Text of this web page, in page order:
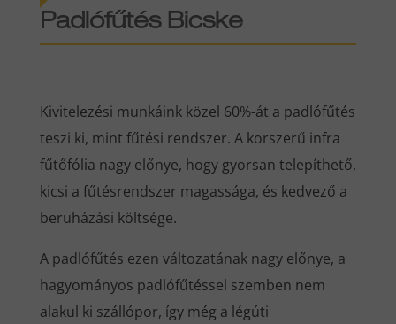
Padlófűtés Bicske
Kivitelezési munkáink közel 60%-át a padlófűtés
teszi ki, mint fűtési rendszer. A korszerű infra
fűtőfólia nagy előnye, hogy gyorsan telepíthető,
kicsi a fűtésrendszer magassága, és kedvező a
beruházási költsége.
A padlófűtés ezen változatának nagy előnye, a
hagyományos padlófűtéssel szemben nem
alakul ki szállópor, így még a légúti